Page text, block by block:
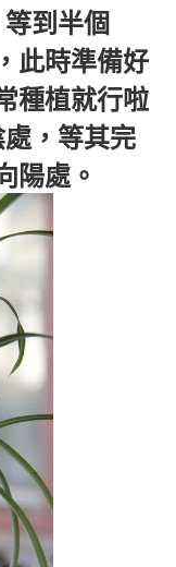
到半個
此時準備好
種植就行啦
，等其完
陽處。